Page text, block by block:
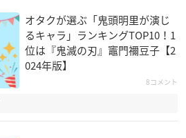
日向夏帆
三悪人
カレン
オタクが選ぶ「鬼頭明里が演じ
るキャラ」ランキングTOP10！1
位は『鬼滅の刃』竈門禰󠄀豆子【2
024年版】
8コメント